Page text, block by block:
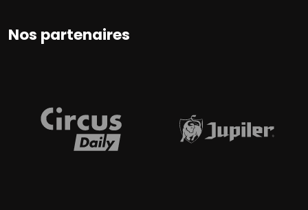
Nos partenaires